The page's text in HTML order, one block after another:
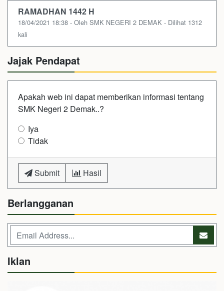
RAMADHAN 1442 H
18/04/2021 18:38 - Oleh SMK NEGERI 2 DEMAK - Dilihat 1312
kali
Jajak Pendapat
Apakah web ini dapat memberikan informasi tentang
SMK Negeri 2 Demak..?
Iya
Tidak
Submit Hasil
Berlangganan
Iklan